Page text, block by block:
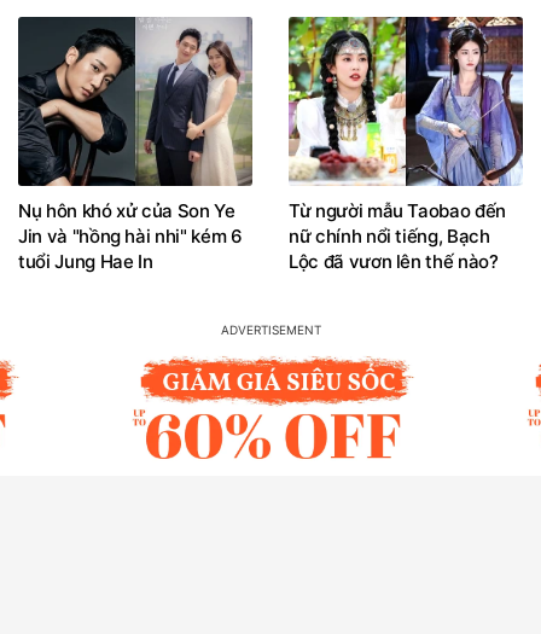
Nụ hôn khó xử của Son Ye
Jin và "hồng hài nhi" kém 6
tuổi Jung Hae In
Từ người mẫu Taobao đến
nữ chính nổi tiếng, Bạch
Lộc đã vươn lên thế nào?